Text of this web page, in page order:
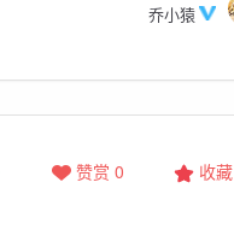
乔小猿
收藏
赞赏 0